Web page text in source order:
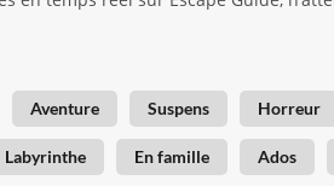
Aventure Suspens Horreur
Labyrinthe En famille Ados